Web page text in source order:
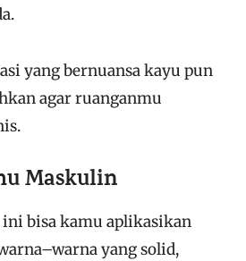
yang bernuansa kayu pun
agar ruanganmu
Maskulin
bisa kamu aplikasikan
yang solid,